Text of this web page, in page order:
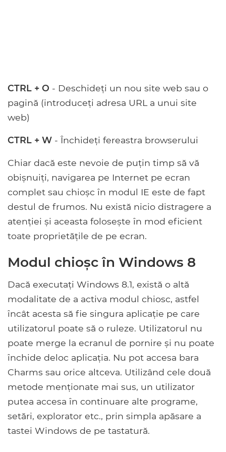
CTRL + O - Deschideți un nou site web sau o
pagină (introduceți adresa URL a unui site
web)
CTRL + W - Închideți fereastra browserului
Chiar dacă este nevoie de puțin timp să vă
obișnuiți, navigarea pe Internet pe ecran
complet sau chioșc în modul IE este de fapt
destul de frumos. Nu există nicio distragere a
atenției și aceasta folosește în mod eficient
toate proprietățile de pe ecran.
Modul chioșc în Windows 8
Dacă executați Windows 8.1, există o altă
modalitate de a activa modul chiosc, astfel
încât acesta să fie singura aplicație pe care
utilizatorul poate să o ruleze. Utilizatorul nu
poate merge la ecranul de pornire și nu poate
închide deloc aplicația. Nu pot accesa bara
Charms sau orice altceva. Utilizând cele două
metode menționate mai sus, un utilizator
putea accesa în continuare alte programe,
setări, explorator etc., prin simpla apăsare a
tastei Windows de pe tastatură.